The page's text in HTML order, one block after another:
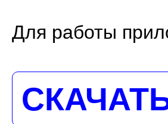
Для работы